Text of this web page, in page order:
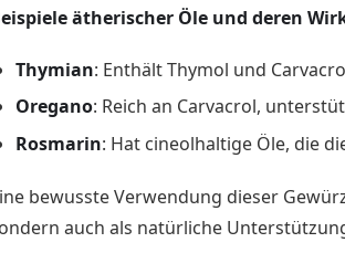
ätherischer Öle und deren
Thymian: Enthält Thymol und
Oregano: Reich an Carvacrol,
Rosmarin: Hat cineolhaltige Öle, die
bewusste Verwendung dieser
auch als natürliche